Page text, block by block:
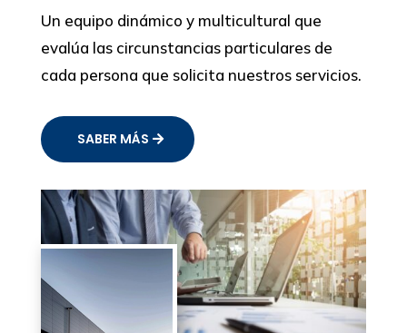
Un equipo dinámico y multicultural que
evalúa las circunstancias particulares de
cada persona que solicita nuestros servicios.
SABER MÁS